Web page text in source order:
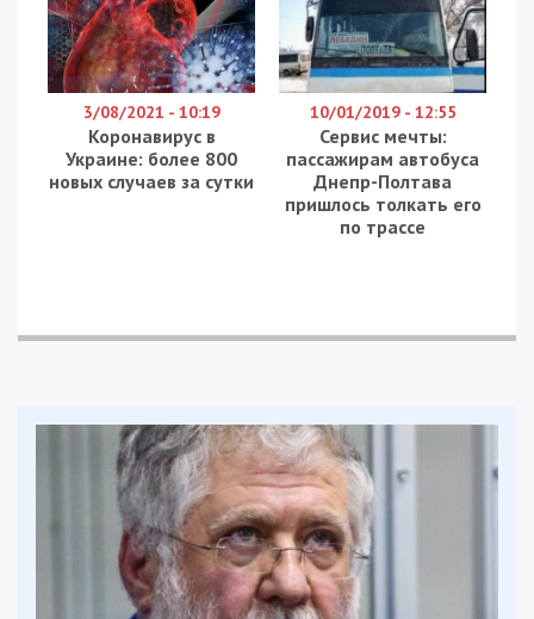
підрозділів Сил оборони на Харківщині. 26-річний
мобілізований, який виявився залежним від
азартних ігор, коригував російські авіабомби та
важку артилерію по позиціях свого підрозділу, а
також збирав дані для можливих “проривів”
окупантів. Про це повідомляє
49000з посиланням
на СБУ та Спеціалізовану прокуратуру у сфері
оборони Східного регіону.
Як стало відомо, зрадником виявився 26-річний
погодився на співпрацю з російськими
“Слідством встановлено, що з квітня по липень 2025
року військовослужбовець передавав представнику ФСБ
РФ дані про місця дислокації підрозділів Збройних Сил
України, ДПСУ та інших військових формувань на
території Харківської області — зокрема, на
Куп’янському та Великобурлуцькому напрямках.
Отриману інформацію ворог використовував для
коригування вогневих ударів по позиціях українських сил
та планування дій своїх підрозділів.